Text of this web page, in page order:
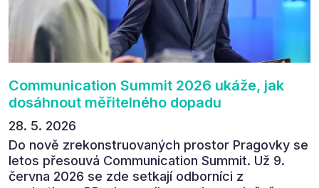
cítit po celý 9. červen v Pragovce – že ročník s
tématem „Od chaosu k dopadu“ se skutečně
povedl.
Communication Summit 2026 ukáže, jak
dosáhnout měřitelného dopadu
28. 5. 2026
Do nově zrekonstruovaných prostor Pragovky se
letos přesouvá Communication Summit. Už 9.
června 2026 se zde setkají odborníci z